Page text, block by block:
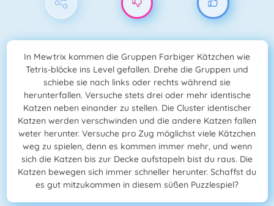
In Mewtrix kommen die Gruppen Farbiger Kätzchen wie
Tetris-blöcke ins Level gefallen. Drehe die Gruppen und
schiebe sie nach links oder rechts während sie
herunterfallen. Versuche stets drei oder mehr identische
Katzen neben einander zu stellen. Die Cluster identischer
Katzen werden verschwinden und die andere Katzen fallen
weter herunter. Versuche pro Zug möglichst viele Kätzchen
weg zu spielen, denn es kommen immer mehr, und wenn
sich die Katzen bis zur Decke aufstapeln bist du raus. Die
Katzen bewegen sich immer schneller herunter. Schaffst du
es gut mitzukommen in diesem süßen Puzzlespiel?